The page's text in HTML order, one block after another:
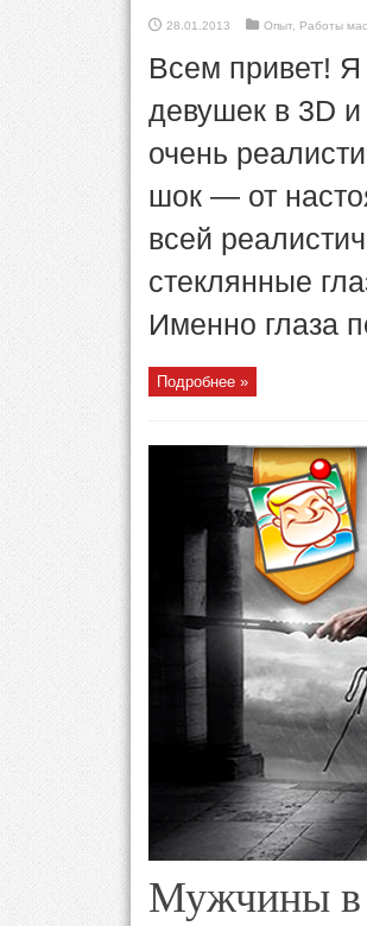
28.01.2013 Опыт, Работы
Всем привет!
девушек в 3D
очень
шок — от
всей
стеклянные
Именно глаза
Подробнее »
Мужчины в